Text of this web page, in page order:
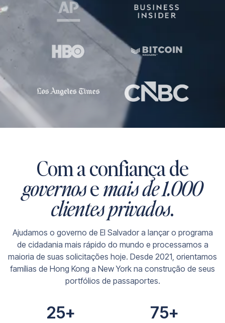
Com a confiança de
governosemais de 1.000
clientes privados.
Ajudamos o governo de El Salvador a lançar o programa
de cidadania mais rápido do mundo e processamos a
maioria de suas solicitações hoje. Desde 2021, orientamos
famílias de Hong Kong a New York na construção de seus
portfólios de passaportes.
25+ 75+